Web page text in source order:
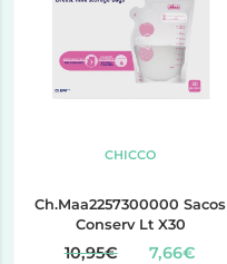
CHICCO
Ch.Maa2257300000 Sacos
Conserv Lt X30
10,95€ 7,66€